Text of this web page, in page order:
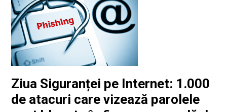
Ziua Siguranței pe Internet: 1.000
de atacuri care vizează parolele